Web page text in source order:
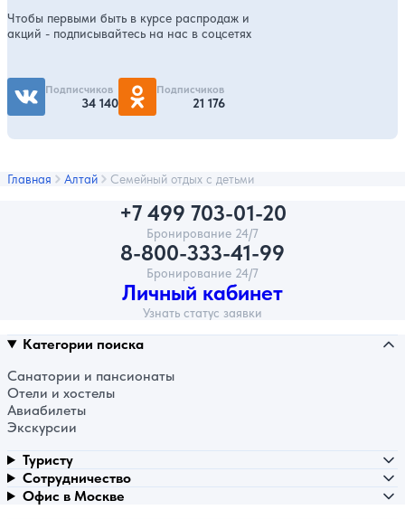
Чтобы первыми быть в курсе распродаж и
акций - подписывайтесь на нас в соцсетях
Подписчиков
34 140
Подписчиков
21 176
Главная Алтай Семейный отдых с детьми
+7 499 703-01-20
Бронирование 24/7
8-800-333-41-99
Бронирование 24/7
Личный кабинет
Узнать статус заявки
Категории поиска
Санатории и пансионаты
Отели и хостелы
Авиабилеты
Экскурсии
Туристу
Сотрудничество
Офис в Москве